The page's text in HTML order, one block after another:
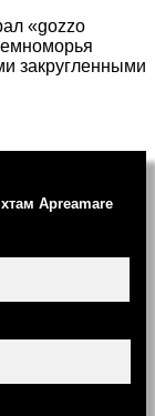
«gozzo
закругленными
Apreamare